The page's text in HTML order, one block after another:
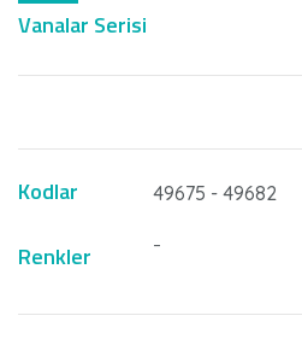
Vanalar Serisi
Kodlar 49675 - 49682
Renkler -